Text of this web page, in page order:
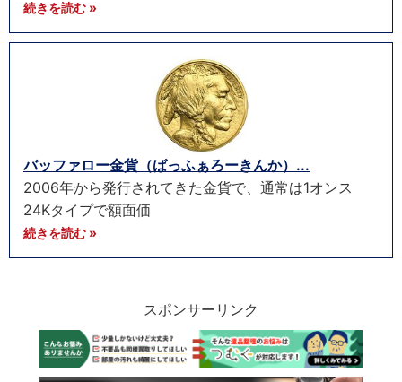
続きを読む »
バッファロー金貨（ばっふぁろーきんか）...
2006年から発行されてきた金貨で、通常は1オンス
24Kタイプで額面価
続きを読む »
スポンサーリンク